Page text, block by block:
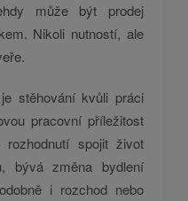
může být prodej
Nikoli nutností, ale
stěhování kvůli práci
pracovní příležitost
spojit život
bývá změna bydlení
i rozchod nebo